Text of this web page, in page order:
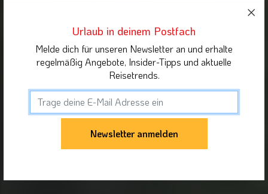
Urlaub in deinem Postfach
Melde dich für unseren Newsletter an und erhalte
regelmäßig Angebote, Insider-Tipps und aktuelle
Reisetrends.